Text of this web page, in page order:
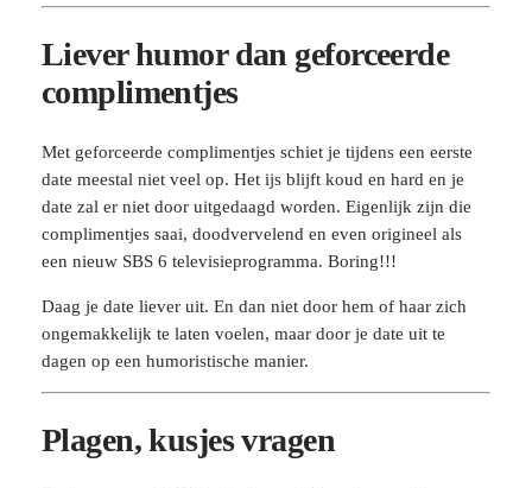
Liever humor dan geforceerde
complimentjes
Met geforceerde complimentjes schiet je tijdens een eerste
date meestal niet veel op. Het ijs blijft koud en hard en je
date zal er niet door uitgedaagd worden. Eigenlijk zijn die
complimentjes saai, doodvervelend en even origineel als
een nieuw SBS 6 televisieprogramma. Boring!!!
Daag je date liever uit. En dan niet door hem of haar zich
ongemakkelijk te laten voelen, maar door je date uit te
dagen op een humoristische manier.
Plagen, kusjes vragen